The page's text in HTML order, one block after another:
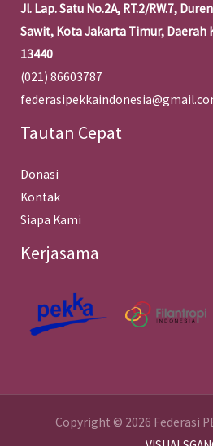
Jl. Lap. Satu No.2A, RT.2/RW.7,
Sawit, Kota Jakarta Timur, Daerah
13440
(021) 86603787
Tautan Cepat
Donasi
Kontak
Siapa Kami
Kerjasama
Copyright © 2026 Federasi